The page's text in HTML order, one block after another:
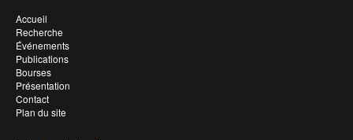
Accueil
Recherche
Événements
Publications
Bourses
Présentation
Contact
Plan du site